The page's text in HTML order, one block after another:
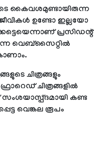
കൈവശമുണ്ടായിരുന്ന
ഉണ്ടോ ഇല്ലയോ
പ്രസിഡന്റ്
വെബ്‌സൈറ്റില്‍
ചിത്രങ്ങളും
ചിത്രങ്ങളില്‍
കണ്ട
വെങ്കല രൂപം